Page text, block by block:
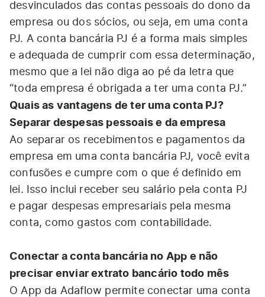
desvinculados das contas pessoais do dono da
empresa ou dos sócios, ou seja, em uma conta
PJ. A conta bancária PJ é a forma mais simples
e adequada de cumprir com essa determinação,
mesmo que a lei não diga ao pé da letra que
“toda empresa é obrigada a ter uma conta PJ.”
Quais as vantagens de ter uma conta PJ?
Separar despesas pessoais e da empresa
Ao separar os recebimentos e pagamentos da
empresa em uma conta bancária PJ, você evita
confusões e cumpre com o que é definido em
lei. Isso inclui receber seu salário pela conta PJ
e pagar despesas empresariais pela mesma
conta, como gastos com contabilidade.
Conectar a conta bancária no App e não
precisar enviar extrato bancário todo mês
O App da Adaflow permite conectar uma conta